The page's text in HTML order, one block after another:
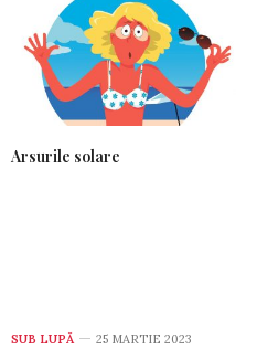
Arsurile solare
SUB LUPĂ 25 MARTIE 2023